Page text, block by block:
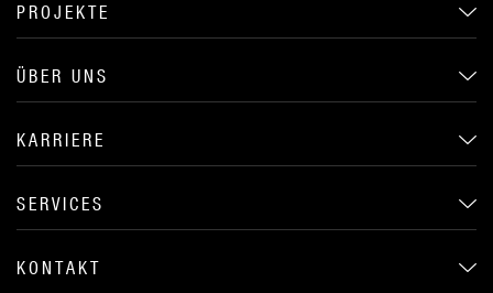
PROJEKTE
ÜBER UNS
KARRIERE
SERVICES
KONTAKT